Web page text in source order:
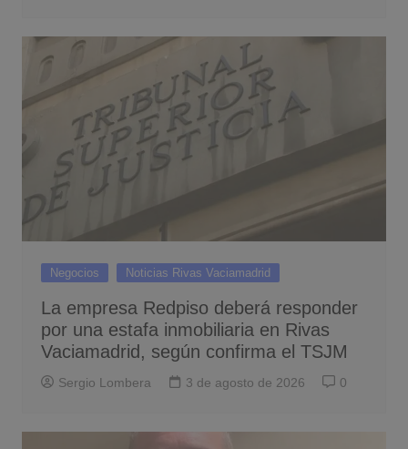
Negocios Noticias Rivas Vaciamadrid
La empresa Redpiso deberá responder
por una estafa inmobiliaria en Rivas
Vaciamadrid, según confirma el TSJM
Sergio Lombera 3 de agosto de 2026 0